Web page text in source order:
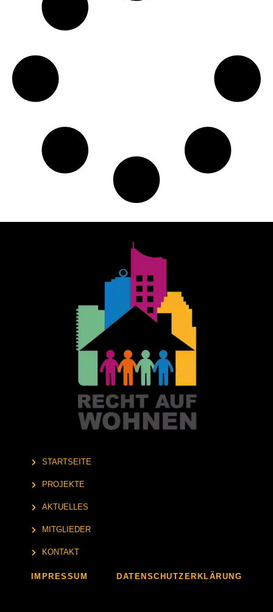
STARTSEITE
PROJEKTE
AKTUELLES
MITGLIEDER
KONTAKT
IMPRESSUM DATENSCHUTZERKLÄRUNG